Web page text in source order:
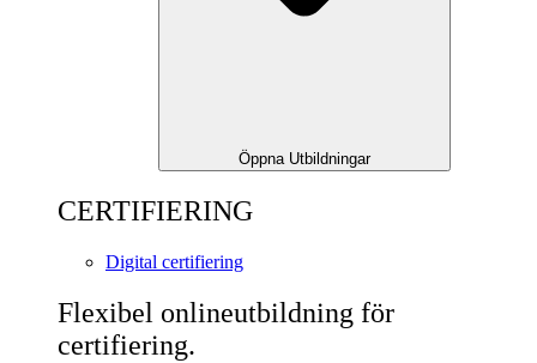
Öppna Utbildningar
CERTIFIERING
Digital certifiering
Flexibel onlineutbildning för
certifiering.